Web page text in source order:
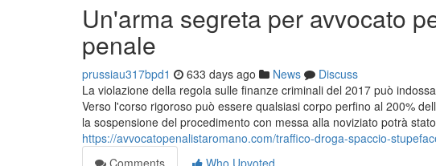
Un'arma segreta per avvocato
penale
prussiau317bpd1 633 days ago News
Discuss
La violazione della regola sulle finanze criminali del 2017 può
Verso l'corso rigoroso può essere qualsiasi corpo perfino al 200%
la sospensione del procedimento con messa alla noviziato potrà
https://avvocatopenalistaromano.com/traffico-droga-spaccio-
Comments
Who Upvoted